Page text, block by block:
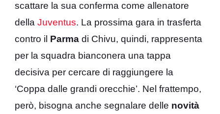
scattare la sua conferma come allenatore
della Juventus. La prossima gara in trasferta
contro il Parma di Chivu, quindi, rappresenta
per la squadra bianconera una tappa
decisiva per cercare di raggiungere la
‘Coppa dalle grandi orecchie’. Nel frattempo,
però, bisogna anche segnalare delle novità